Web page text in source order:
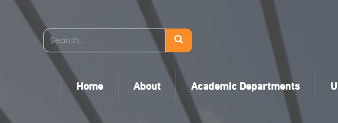
Home About Academic Departments